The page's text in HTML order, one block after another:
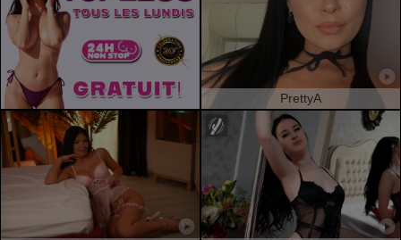
PrettyA